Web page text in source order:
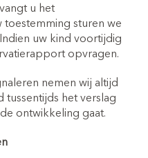
u het
sturen we
uw kind voortijdig
opvragen.
nemen wij altijd
tussentijds het verslag
ontwikkeling gaat.